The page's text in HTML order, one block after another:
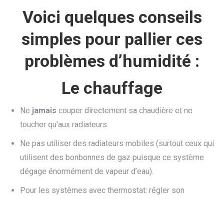
Voici quelques conseils
simples pour pallier ces
problèmes d’humidité :
Le chauffage
Ne jamais couper directement sa chaudière et ne
toucher qu’aux radiateurs.
Ne pas utiliser des radiateurs mobiles (surtout ceux qui
utilisent des bonbonnes de gaz puisque ce système
dégage énormément de vapeur d’eau).
Pour les systèmes avec thermostat: régler son